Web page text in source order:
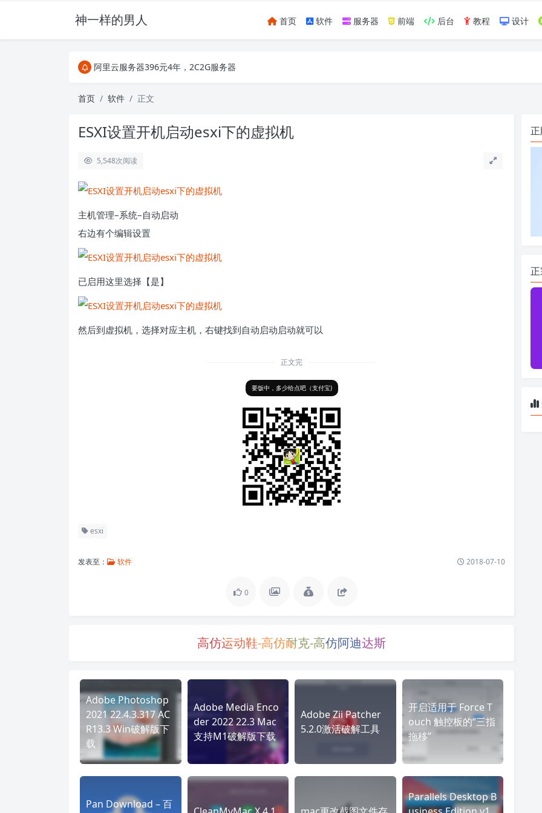
神一样的男人 首页 软件 服务器 前端 后台 教程 设计
阿里云服务器396元4年，2C2G服务器
关注Telegram频道有新消息第一时间推送
阿里云服务器396元4年，2C2G服务器
首页 软件 正文
ESXI设置开机启动esxi下的虚拟机
5,548次阅读
主机管理–系统–自动启动
右边有个编辑设置
已启用这里选择【是】
然后到虚拟机，选择对应主机，右键找到自动启动启动就可以
正文完
要饭中，多少给点吧（支付宝)
esxi
发表至： 软件 2018-07-10
0
高仿运动鞋-高仿耐克-高仿阿迪达斯
Adobe Photoshop
2021 22.4.3.317 AC
R13.3 Win破解版下
载
Adobe Media Enco
der 2022 22.3 Mac
支持M1破解版下载
Adobe Zii Patcher
5.2.0激活破解工具
开启适用于 Force T
ouch 触控板的“三指
拖移”
Pan Download – 百
Parallels Desktop B